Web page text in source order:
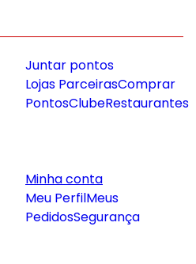
Juntar pontos
Lojas ParceirasComprar
PontosClubeRestaurantes
Minha conta
Meu PerfilMeus
PedidosSegurança